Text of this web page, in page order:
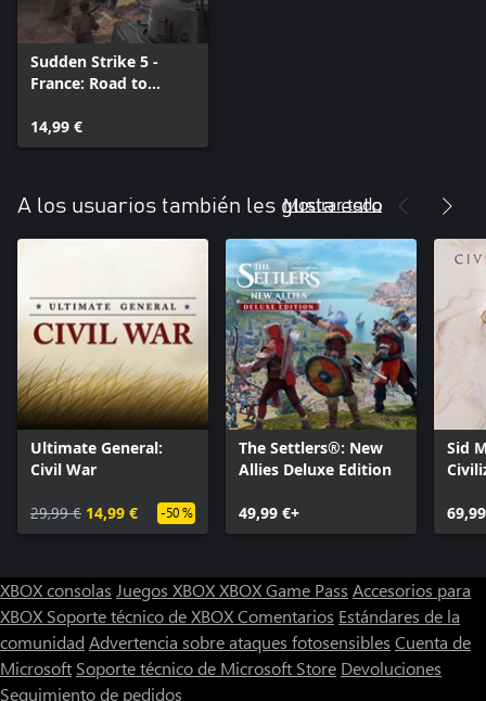
Sudden Strike 5 -
France: Road to
14,99 €
A los usuarios también les gusta esto
Mostrar todo
Ultimate General:
Civil War
29,99 € 14,99 € -50 %
The Settlers®: New
Allies Deluxe Edition
49,99 €+
Sid
XBOX consolas Juegos XBOXXBOX Game Pass Accesorios para
XBOX Soporte técnico de XBOXComentarios Estándares de la
comunidad Advertencia sobre ataques fotosensibles Cuenta de
Microsoft Soporte técnico de Microsoft Store Devoluciones
Seguimiento de pedidos